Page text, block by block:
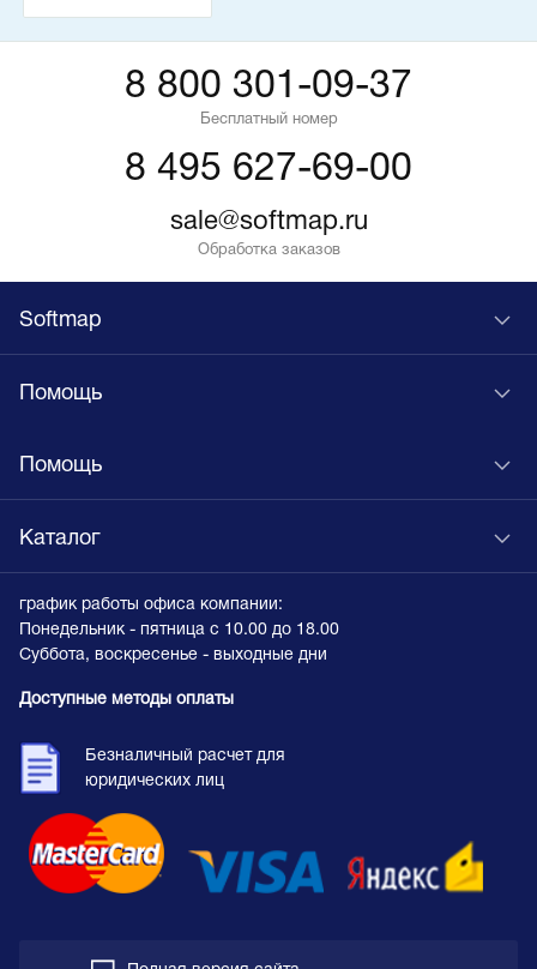
8 800 301-09-37
Бесплатный номер
8 495 627-69-00
sale@softmap.ru
Обработка заказов
Softmap
Помощь
Помощь
Каталог
график работы офиса компании:
Понедельник - пятница с 10.00 до 18.00
Суббота, воскресенье - выходные дни
Доступные методы оплаты
Безналичный расчет для
юридических лиц